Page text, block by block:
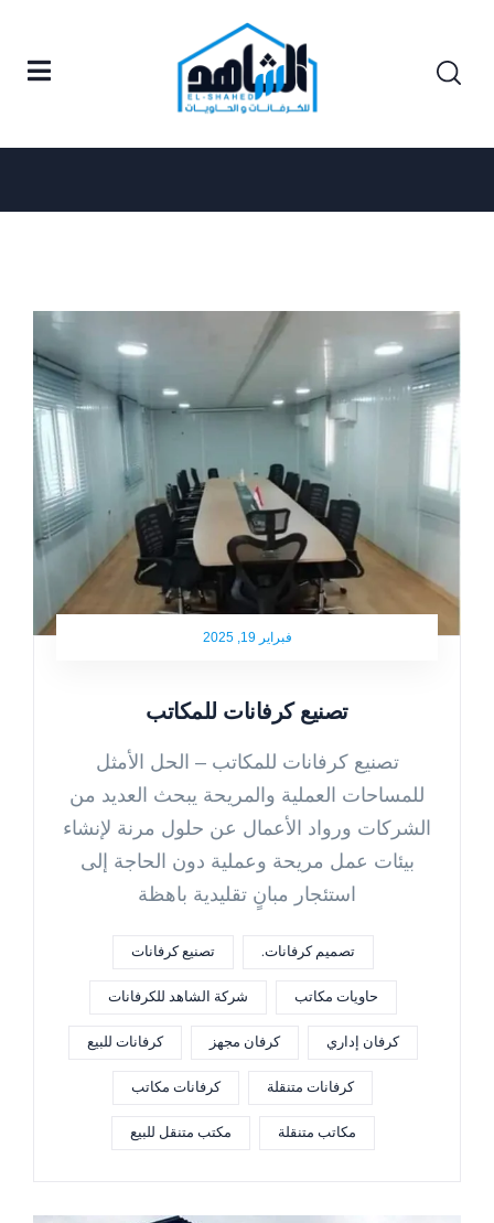
Posts tagged "تصميم كرفانات."
فبراير 19, 2025
تصنيع كرفانات للمكاتب
تصنيع كرفانات للمكاتب – الحل الأمثل
للمساحات العملية والمريحة يبحث العديد من
الشركات ورواد الأعمال عن حلول مرنة لإنشاء
بيئات عمل مريحة وعملية دون الحاجة إلى
استئجار مبانٍ تقليدية باهظة
تصميم كرفانات. تصنيع كرفانات
حاويات مكاتب شركة الشاهد للكرفانات
كرفان إداري كرفان مجهز كرفانات للبيع
كرفانات متنقلة كرفانات مكاتب
مكاتب متنقلة مكتب متنقل للبيع